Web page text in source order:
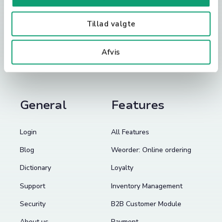
Tillad valgte
Afvis
CVR: 33964544
+45 3113 1515
General
Login
Blog
Dictionary
Support
Security
Features
All Features
Weorder: Online ordering
Loyalty
Inventory Management
B2B Customer Module